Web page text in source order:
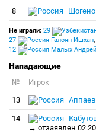
8
Не играли: 29
27
Галоян Ишхан,
12
Малых Андрей
Нападающие
№ Игрок
13
14
↔ отзаявлен